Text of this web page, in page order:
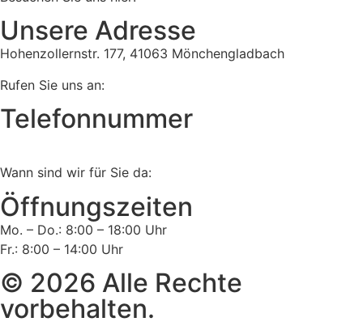
Unsere Adresse
Hohenzollernstr. 177, 41063 Mönchengladbach
Rufen Sie uns an:
Telefonnummer
Wann sind wir für Sie da:
Öffnungszeiten
Mo. – Do.: 8:00 – 18:00 Uhr
Fr.: 8:00 – 14:00 Uhr
© 2026 Alle Rechte
vorbehalten.